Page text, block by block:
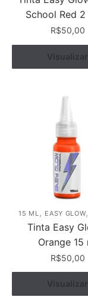
School Red 2
R$50,00
Comprar
Visualizar
15 ML , EASY GLOW,
Tinta Easy
Orange 15
R$50,00
Comprar
Visualizar